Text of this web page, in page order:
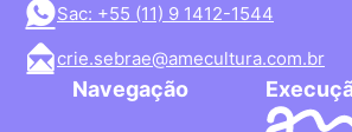
Sac: +55 (11) 9 1412-1544
crie.sebrae@amecultura.com.br
Navegação